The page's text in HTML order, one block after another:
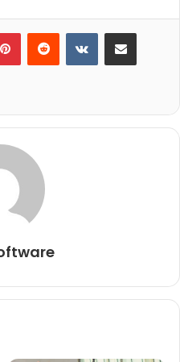
PinterestReddit VKontakteShare via Email